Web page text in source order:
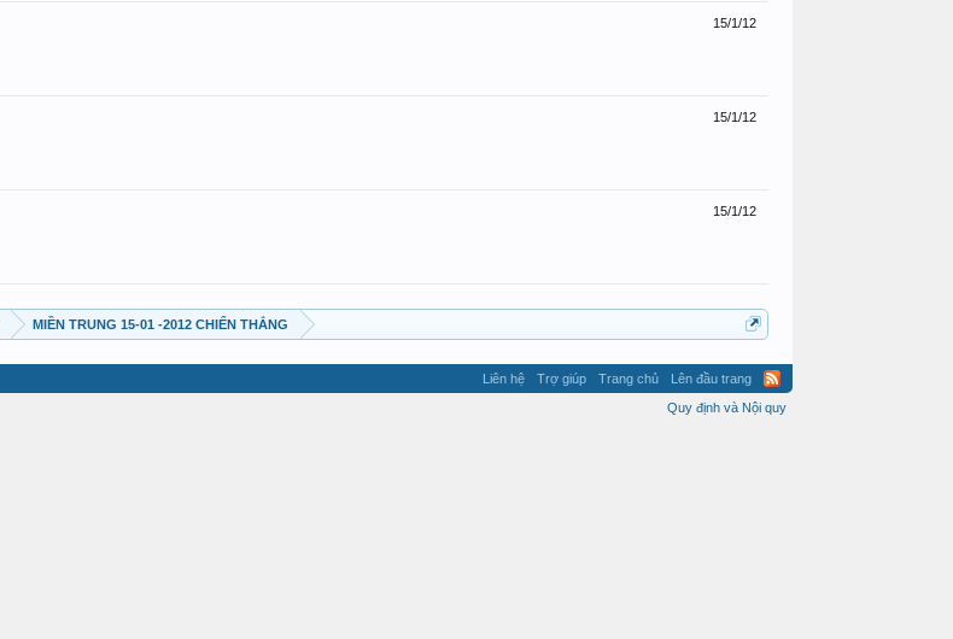
15/1/12
15/1/12
15/1/12
MIỀN TRUNG 15-01 -2012 CHIẾN THẮNG
Liên hệ Trợ giúp Trang chủ
Lên đầu trang
Quy định và Nội quy